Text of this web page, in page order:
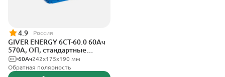
4.9 Россия
GIVER ENERGY 6СТ-60.0 60Ач
570А, ОП, стандартные
клеммы242х175х190 мм
60Ач
Обратная полярность